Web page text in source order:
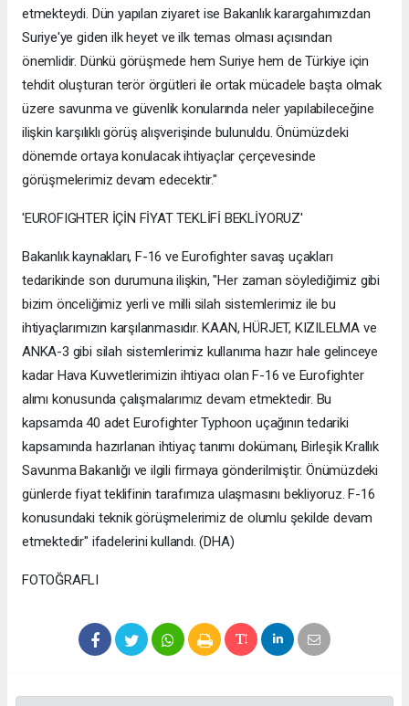
etmekteydi. Dün yapılan ziyaret ise Bakanlık karargahımızdan
Suriye'ye giden ilk heyet ve ilk temas olması açısından
önemlidir. Dünkü görüşmede hem Suriye hem de Türkiye için
tehdit oluşturan terör örgütleri ile ortak mücadele başta olmak
üzere savunma ve güvenlik konularında neler yapılabileceğine
ilişkin karşılıklı görüş alışverişinde bulunuldu. Önümüzdeki
dönemde ortaya konulacak ihtiyaçlar çerçevesinde
görüşmelerimiz devam edecektir."
'EUROFIGHTER İÇİN FİYAT TEKLİFİ BEKLİYORUZ'
Bakanlık kaynakları, F-16 ve Eurofighter savaş uçakları
tedarikinde son durumuna ilişkin, "Her zaman söylediğimiz gibi
bizim önceliğimiz yerli ve milli silah sistemlerimiz ile bu
ihtiyaçlarımızın karşılanmasıdır. KAAN, HÜRJET, KIZILELMA ve
ANKA-3 gibi silah sistemlerimiz kullanıma hazır hale gelinceye
kadar Hava Kuvvetlerimizin ihtiyacı olan F-16 ve Eurofighter
alımı konusunda çalışmalarımız devam etmektedir. Bu
kapsamda 40 adet Eurofighter Typhoon uçağının tedariki
kapsamında hazırlanan ihtiyaç tanımı dokümanı, Birleşik Krallık
Savunma Bakanlığı ve ilgili firmaya gönderilmiştir. Önümüzdeki
günlerde fiyat teklifinin tarafımıza ulaşmasını bekliyoruz. F-16
konusundaki teknik görüşmelerimiz de olumlu şekilde devam
etmektedir" ifadelerini kullandı. (DHA)
FOTOĞRAFLI